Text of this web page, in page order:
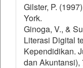
Gilster, P.
York.
Ginoga, V., &
Literasi Digital
Kependidikan.
dan Akuntansi),